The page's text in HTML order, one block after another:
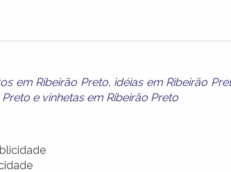
em Ribeirão Preto, idéias em Ribeirão
e vinhetas em Ribeirão Preto